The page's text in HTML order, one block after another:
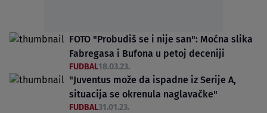
FOTO "Probudiš se i nije san": Moćna slika
Fabregasa i Bufona u petoj deceniji
FUDBAL18.03.23.
"Juventus može da ispadne iz Serije A,
situacija se okrenula naglavačke"
FUDBAL31.01.23.